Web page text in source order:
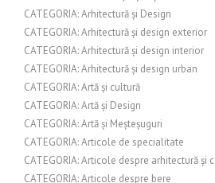
CATEGORIA: Arhitectură și Design
CATEGORIA: Arhitectură și design exterior
CATEGORIA: Arhitectură și design interior
CATEGORIA: Arhitectură și design urban
CATEGORIA: Artă și cultură
CATEGORIA: Artă și Design
CATEGORIA: Artă și Meșteșuguri
CATEGORIA: Articole de specialitate
CATEGORIA: Articole despre arhitectură și
CATEGORIA: Articole despre bere